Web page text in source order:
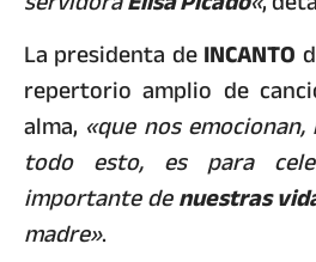
La presidenta deINCANTO
repertorio amplio de
alma, «que nos
todo esto, es para
importante denuestras
madre».